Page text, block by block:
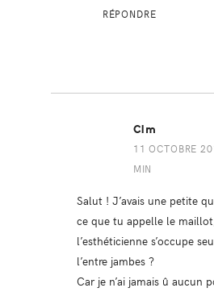
RÉPONDRE
Clm
11 OCTOBRE
MIN
Salut ! J’avais une petite
ce que tu appelle le
l’esthéticienne s’occupe
l’entre jambes ?
Car je n’ai jamais û aucun